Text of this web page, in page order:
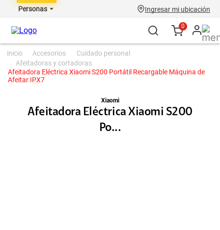
Personas Ingresar mi ubicación
0
accesorios
cuidado personal
afeitadoras y cortadoras
Afeitadora Eléctrica Xiaomi S200 Portátil Recargable Máquina de
Afeitar IPX7
Xiaomi
Afeitadora Eléctrica Xiaomi S200
Po...